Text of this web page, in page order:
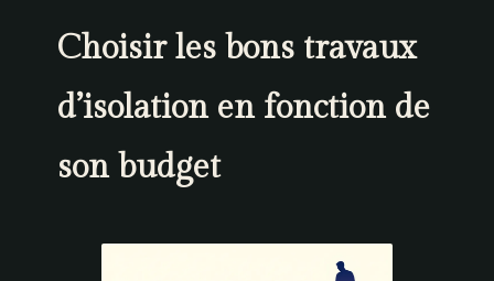
Choisir les bons travaux
d’isolation en fonction de
son budget